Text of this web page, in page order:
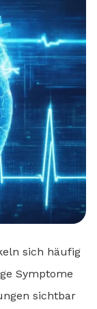
sich häufig
Symptome
sichtbar